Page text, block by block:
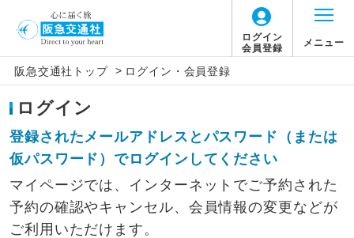
ログイン
会員登録
メニュー
阪急交通社トップ > ログイン・会員登録
ログイン
登録されたメールアドレスとパスワード（または
仮パスワード）でログインしてください
マイページでは、インターネットでご予約された
予約の確認やキャンセル、会員情報の変更などが
ご利用いただけます。